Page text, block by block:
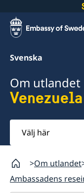
Svenska
Om utlandet
Venezuela
Välj
här
Om utlandet
Ambassadens